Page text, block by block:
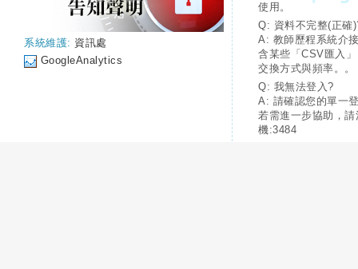
系統維護: 資訊處
GoogleAnalytics
使用。
Q: 資料不完整(正確
A: 教師歷程系統介
含某些「CSV匯入
交換方式與頻率。。
Q: 我無法登入?
A: 請確認您的單一
若需進一步協助，
機:3484